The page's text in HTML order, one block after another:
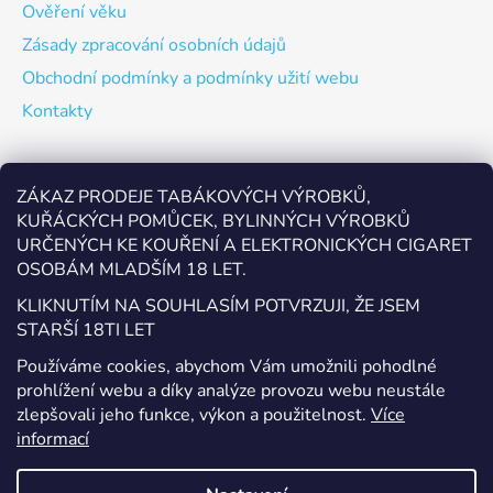
ZÁKAZ PRODEJE TABÁKOVÝCH VÝROBKŮ,
KUŘÁCKÝCH POMŮCEK, BYLINNÝCH VÝROBKŮ
URČENÝCH KE KOUŘENÍ A ELEKTRONICKÝCH CIGARET
OSOBÁM MLADŠÍM 18 LET.
KLIKNUTÍM NA SOUHLASÍM POTVRZUJI, ŽE JSEM
STARŠÍ 18TI LET
Používáme cookies, abychom Vám umožnili pohodlné
prohlížení webu a díky analýze provozu webu neustále
zlepšovali jeho funkce, výkon a použitelnost. Více
informací
Ověření věku
Zásady zpracování osobních údajů
Obchodní podmínky a podmínky užití webu
Kontakty
Odebírat newsletter
Vložte svůj e-mail a my vám budeme zasílat informace o
nových produktech na našem e-shopu.
E-mail
Vložením e-mailu souhlasíte s
podmínkami ochrany
osobních údajů
PŘIHLÁSIT SE